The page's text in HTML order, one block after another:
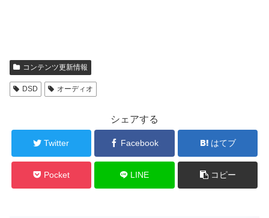
コンテンツ更新情報
DSD オーディオ
シェアする
Twitter Facebook はてブ
Pocket LINE コピー